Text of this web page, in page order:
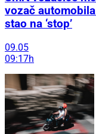
vozač
stao na ‘stop’
09.05
09:17h